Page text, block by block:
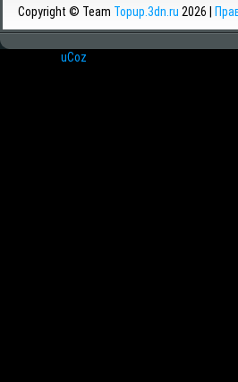
Copyright © Team Topup.3dn.ru 2026 |
uCoz